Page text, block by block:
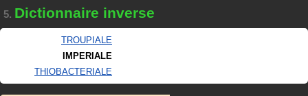
5. Dictionnaire inverse
TROUPIALE
IMPERIALE
THIOBACTERIALE